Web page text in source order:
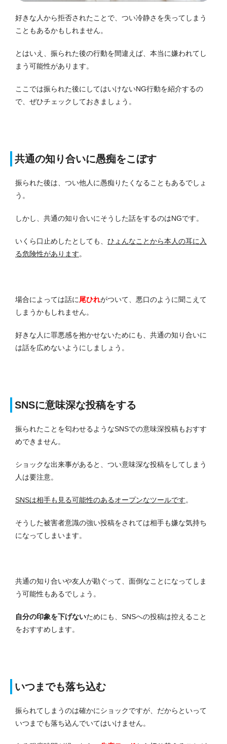
好きな人から拒否されたことで、つい冷静さを失ってしまう
こともあるかもしれません。
とはいえ、振られた後の行動を間違えば、本当に嫌われてし
まう可能性があります。
ここでは振られた後にしてはいけないNG行動を紹介するの
で、ぜひチェックしておきましょう。
共通の知り合いに愚痴をこぼす
振られた後は、つい他人に愚痴りたくなることもあるでしょ
う。
しかし、共通の知り合いにそうした話をするのはNGです。
いくら口止めしたとしても、 ひょんなことから本人の耳に入
る危険性があります。
場合によっては話に尾ひれがついて、悪口のように聞こえて
しまうかもしれません。
好きな人に罪悪感を抱かせないためにも、共通の知り合いに
は話を広めないようにしましょう。
SNSに意味深な投稿をする
振られたことを匂わせるようなSNSでの意味深投稿もおすす
めできません。
ショックな出来事があると、つい意味深な投稿をしてしまう
人は要注意。
SNSは相手も見る可能性のあるオープンなツールです。
そうした被害者意識の強い投稿をされては相手も嫌な気持ち
になってしまいます。
共通の知り合いや友人が勘ぐって、面倒なことになってしま
う可能性もあるでしょう。
自分の印象を下げないためにも、SNSへの投稿は控えること
をおすすめします。
いつまでも落ち込む
振られてしまうのは確かにショックですが、だからといって
いつまでも落ち込んでいてはいけません。